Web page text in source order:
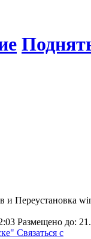
и Переустановка
Размещено до:
Связаться с